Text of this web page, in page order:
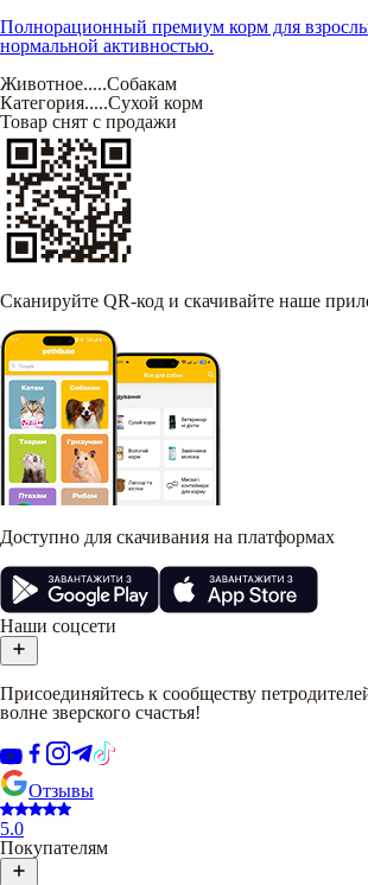
Полнорационный премиум корм для
нормальной активностью.
Животное.....Собакам
Категория.....Сухой корм
Товар снят с продажи
Сканируйте QR-код и скачивайте наше
Доступно для скачивания на платформах
Наши соцсети
Присоединяйтесь к сообществу
волне зверского счастья!
Отзывы
5.0
Покупателям